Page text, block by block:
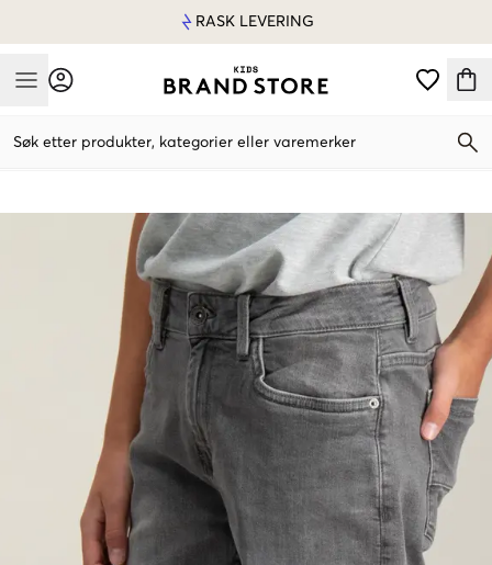
RASK LEVERING
Mobile Menu
Søk etter produkter, kategorier eller varemerker